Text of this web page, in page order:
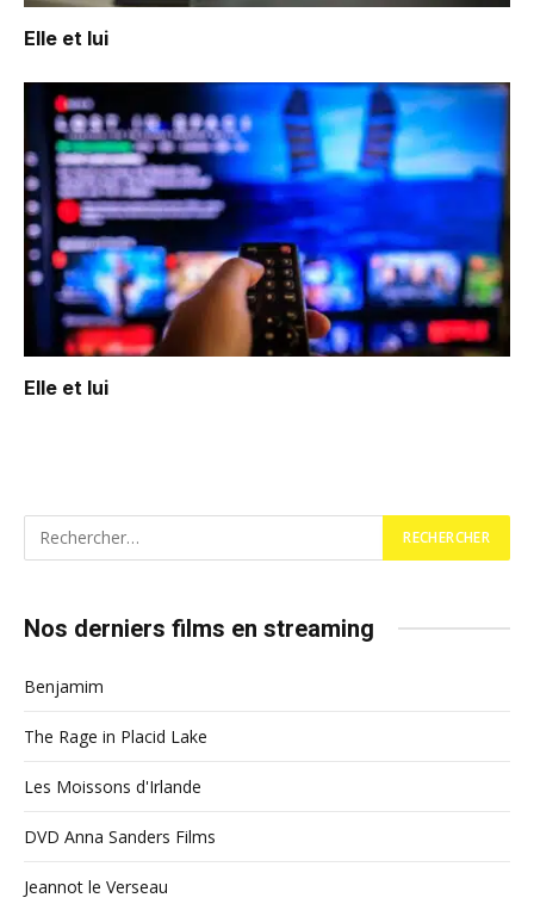
Elle et lui
Elle et lui
Nos derniers films en streaming
Benjamim
The Rage in Placid Lake
Les Moissons d'Irlande
DVD Anna Sanders Films
Jeannot le Verseau